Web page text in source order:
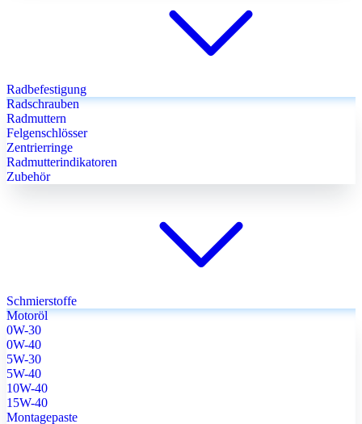
Radbefestigung
Radschrauben
Radmuttern
Felgenschlösser
Zentrierringe
Radmutterindikatoren
Zubehör
Schmierstoffe
Motoröl
0W-30
0W-40
5W-30
5W-40
10W-40
15W-40
Montagepaste